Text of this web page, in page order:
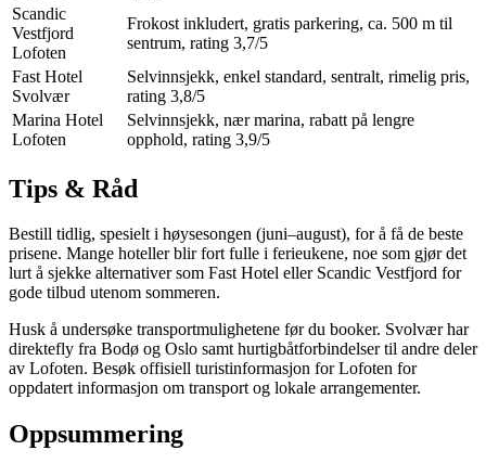
Scandic
Vestfjord
Lofoten
Frokost inkludert, gratis parkering, ca. 500 m til
sentrum, rating 3,7/5
Fast Hotel
Svolvær
Selvinnsjekk, enkel standard, sentralt, rimelig pris,
rating 3,8/5
Marina Hotel
Lofoten
Selvinnsjekk, nær marina, rabatt på lengre
opphold, rating 3,9/5
Tips & Råd
Bestill tidlig, spesielt i høysesongen (juni–august), for å få de beste
prisene. Mange hoteller blir fort fulle i ferieukene, noe som gjør det
lurt å sjekke alternativer som Fast Hotel eller Scandic Vestfjord for
gode tilbud utenom sommeren.
Husk å undersøke transportmulighetene før du booker. Svolvær har
direktefly fra Bodø og Oslo samt hurtigbåtforbindelser til andre deler
av Lofoten. Besøk offisiell turistinformasjon for Lofoten for
oppdatert informasjon om transport og lokale arrangementer.
Oppsummering